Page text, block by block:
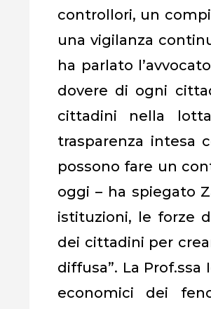
controllori, un
una vigilanza
ha parlato
dovere di ogni
cittadini nella
trasparenza intesa
possono fare un
oggi – ha spiegato
istituzioni, le forze
dei cittadini per
diffusa”. La
economici dei